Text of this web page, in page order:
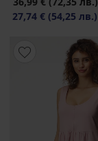
27,74 € (54,25 лв.)